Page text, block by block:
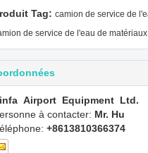
Tag: camion de service de
de service de l'eau de
Airport Equipment Ltd.
à contacter: Mr. Hu
+8613810366374